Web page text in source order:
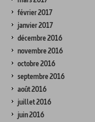
février 2017
janvier 2017
décembre 2016
novembre 2016
octobre 2016
septembre 2016
août 2016
juillet 2016
juin 2016